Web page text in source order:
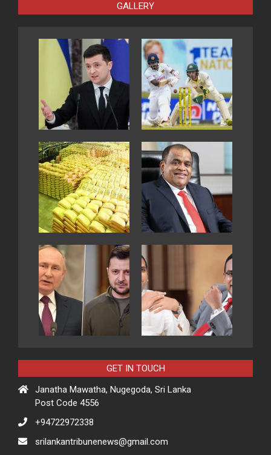
GALLERY
GET IN TOUCH
Janatha Mawatha, Nugegoda, Sri Lanka
Post Code 4556
+94722972338
srilankantribunenews@gmail.com